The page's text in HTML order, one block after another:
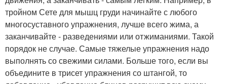
тройном Сете для мышц груди начинайте с любого
многосуставного упражнения, лучше всего жима, а
заканчивайте - разведениями или отжиманиями. Такой
порядок не случае. Самые тяжелые упражнения надо
выполнять со свежими силами. Больше того, если вы
объедините в трисет упражнения со штангой, то